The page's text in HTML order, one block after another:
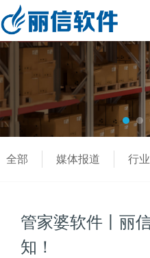
全部 媒体报道 行
管家婆软件丨丽
知！